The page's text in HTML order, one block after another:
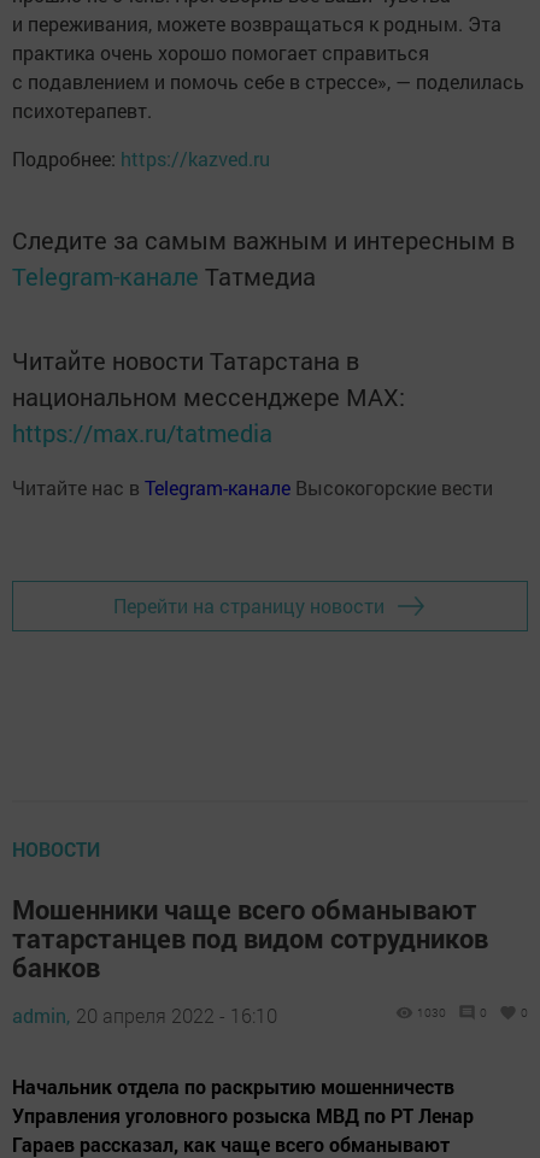
и переживания, можете возвращаться к родным. Эта
практика очень хорошо помогает справиться
с подавлением и помочь себе в стрессе», — поделилась
психотерапевт.
Подробнее: https://kazved.ru
Следите за самым важным и интересным в
Telegram-канале Татмедиа
Читайте новости Татарстана в
национальном мессенджере MАХ:
https://max.ru/tatmedia
Читайте нас в Telegram-канале Высокогорские вести
Перейти на страницу новости
НОВОСТИ
Мошенники чаще всего обманывают
татарстанцев под видом сотрудников
банков
admin, 20 апреля 2022 - 16:10 1030 0 0
Начальник отдела по раскрытию мошенничеств
Управления уголовного розыска МВД по РТ Ленар
Гараев рассказал, как чаще всего обманывают